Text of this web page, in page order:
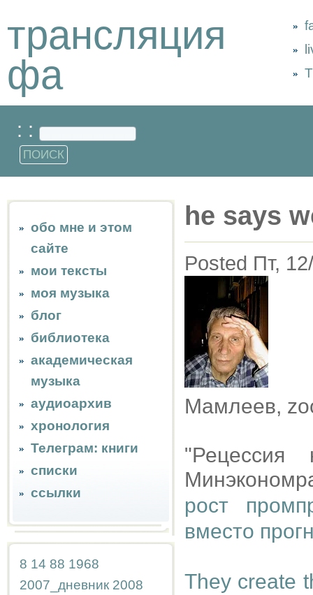
трансляция
фа
: :
обо мне и этом
сайте
мои тексты
моя музыка
блог
библиотека
академическая
музыка
аудиоархив
хронология
Телеграм: книги
списки
ссылки
8 14 88 1968
2007_дневник 2008
he says
Posted Пт,
Мамлеев,
"Рецессия
рост
вместо
They create